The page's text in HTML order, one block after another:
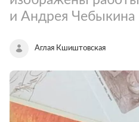
и Андрея Чебыкина
Аглая Кшиштовская